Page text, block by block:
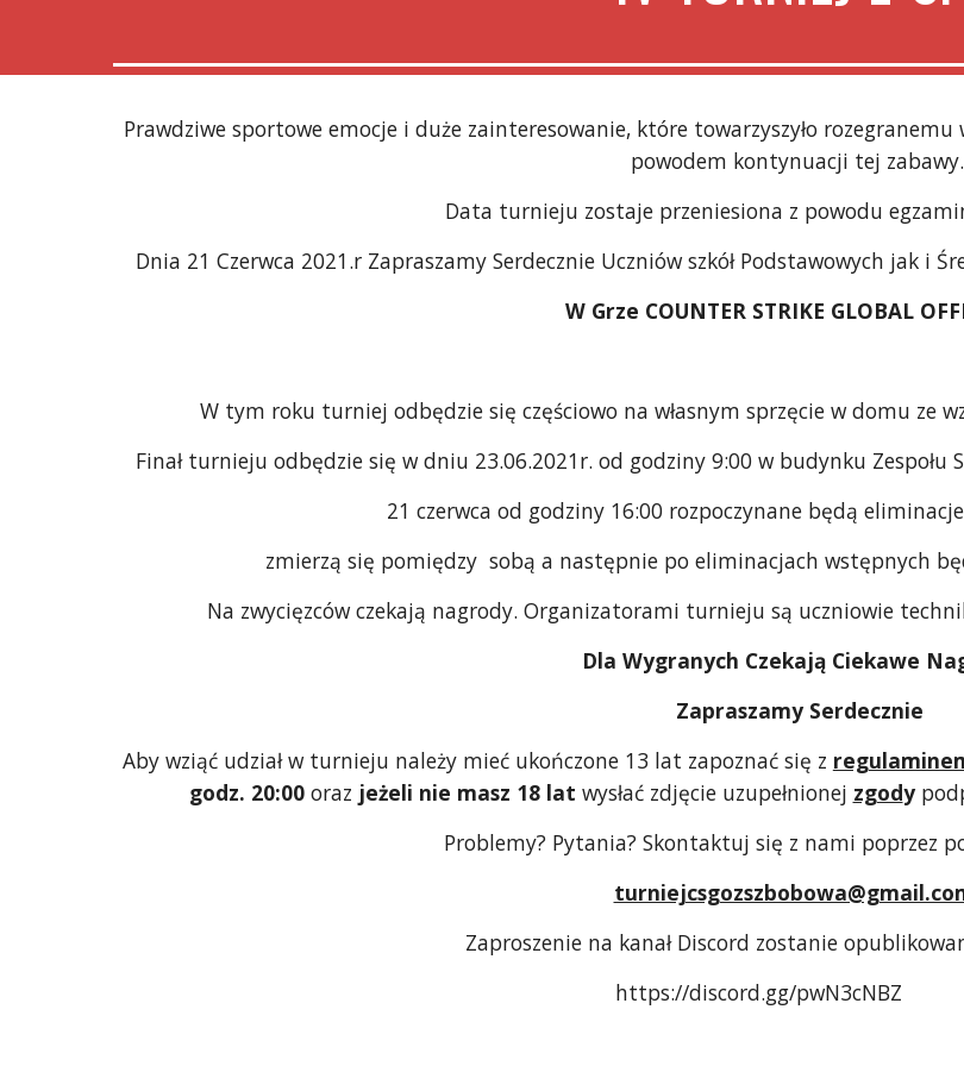
Prawdziwe sportowe emocje i duże zainteresowanie, które towarzyszyło rozegranemu
powodem kontynuacji tej zabawy.
Data turnieju zostaje przeniesiona z powodu
Dnia 21 Czerwca 2021.r Zapraszamy Serdecznie Uczniów szkół Podstawowych jak i
W Grze COUNTER STRIKE GLOBAL
W tym roku turniej odbędzie się częściowo na własnym sprzęcie w domu ze
Finał turnieju odbędzie się w dniu 23.06.2021r. od godziny 9:00 w budynku Zespołu
21 czerwca od godziny 16:00 rozpoczynane będą
zmierzą się pomiędzy  sobą a następnie po eliminacjach wstępnych
Na zwycięzców czekają nagrody. Organizatorami turnieju są uczniowie
Dla Wygranych Czekają Ciekawe
Zapraszamy Serdecznie
Aby wziąć udział w turnieju należy mieć ukończone 13 lat zapoznać się z
godz. 20:00 oraz jeżeli nie masz 18 lat wysłać zdjęcie uzupełnionej zgody
Problemy? Pytania? Skontaktuj się z nami poprzez
Zaproszenie na kanał Discord zostanie
https://discord.gg/